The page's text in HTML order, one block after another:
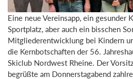
Eine neue Vereinsapp, ein gesunder
Sportplatz, aber auch ein bisschen
Mitgliederentwicklung bei Kindern
die Kernbotschaften der 56.
Skiclub Nordwest Rheine. Der
begrüßte am Donnerstagabend